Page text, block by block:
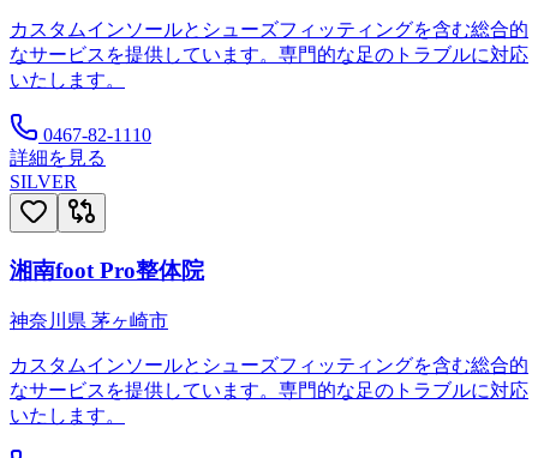
カスタムインソールとシューズフィッティングを含む総合的
なサービスを提供しています。専門的な足のトラブルに対応
いたします。
0467-82-1110
詳細を見る
SILVER
湘南foot Pro整体院
神奈川県 茅ヶ崎市
カスタムインソールとシューズフィッティングを含む総合的
なサービスを提供しています。専門的な足のトラブルに対応
いたします。